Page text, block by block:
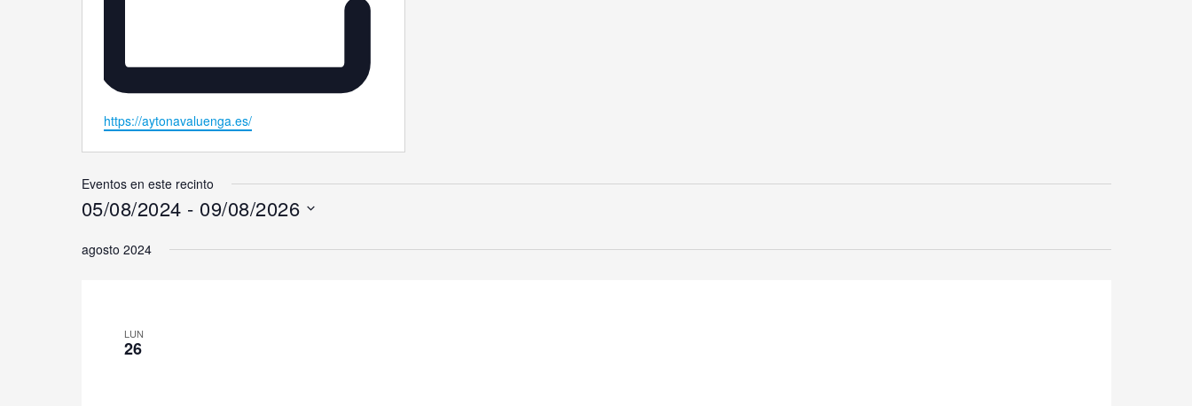
Website
https://aytonavaluenga.es/
Eventos en este recinto
05/08/2024 - 09/08/2026
la
agosto 2024
LUN
26